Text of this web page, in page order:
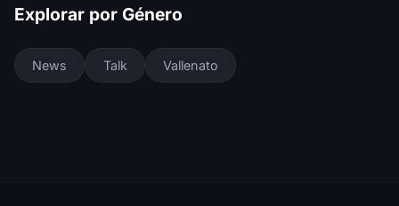
Explorar por Género
News Talk Vallenato